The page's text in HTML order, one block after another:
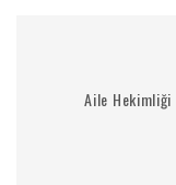
Aile Hekimliği